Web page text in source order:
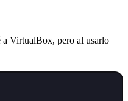
a VirtualBox, pero al usarlo